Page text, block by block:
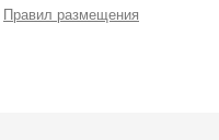
Правил размещения